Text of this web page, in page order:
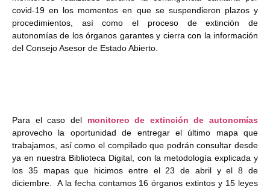
covid-19 en los momentos en que se suspendieron plazos y
procedimientos, así como el proceso de extinción de
autonomías de los órganos garantes y cierra con la información
del Consejo Asesor de Estado Abierto.
Para el caso del monitoreo de extinción de autonomías
aprovecho la oportunidad de entregar el último mapa que
trabajamos, así como el compilado que podrán consultar desde
ya en nuestra Biblioteca Digital, con la metodología explicada y
los 35 mapas que hicimos entre el 23 de abril y el 8 de
diciembre. A la fecha contamos 16 órganos extintos y 15 leyes